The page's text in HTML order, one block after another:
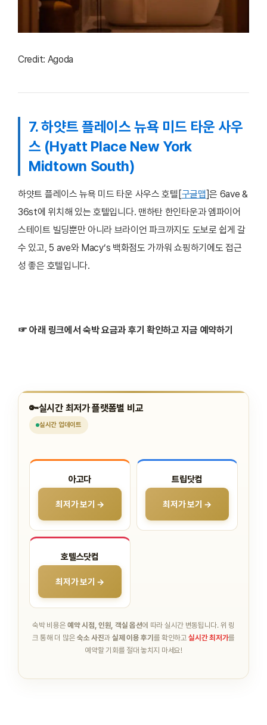
Credit: Agoda
7. 하얏트 플레이스 뉴욕 미드 타운 사우
스 (Hyatt Place New York
Midtown South)
하얏트 플레이스 뉴욕 미드 타운 사우스 호텔[구글맵]은 6ave &
36st에 위치해 있는 호텔입니다. 맨하탄 한인타운과 엠파이어
스테이트 빌딩뿐만 아니라 브라이언 파크까지도 도보로 쉽게 갈
수 있고, 5 ave와 Macy’s 백화점도 가까워 쇼핑하기에도 접근
성 좋은 호텔입니다.
☞ 아래 링크에서 숙박 요금과 후기 확인하고 지금 예약하기
🔑실시간 최저가 플랫폼별 비교
실시간 업데이트
아고다
최저가 보기 →
트립닷컴
최저가 보기 →
호텔스닷컴
최저가 보기 →
숙박 비용은예약 시점, 인원, 객실 옵션에 따라 실시간 변동됩니다.위 링
크 통해 더 많은 숙소 사진과 실제 이용 후기 를 확인하고실시간 최저가를
예약할 기회를 절대 놓치지 마세요!